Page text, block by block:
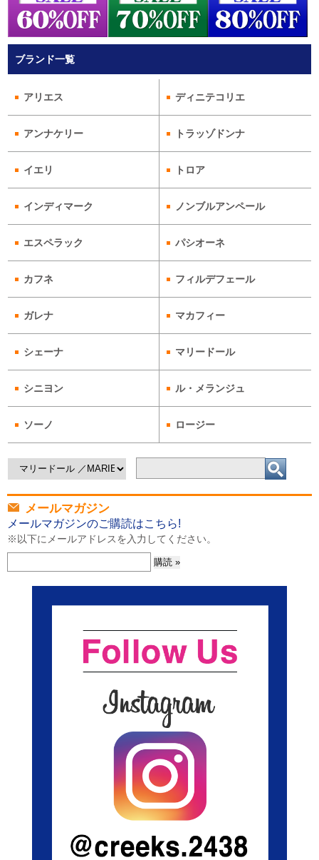
ブランド一覧
アリエス ディニテコリエ
アンナケリー トラッゾドンナ
イエリ トロア
インディマーク ノンブルアンペール
エスペラック パシオーネ
カフネ フィルデフェール
ガレナ マカフィー
シェーナ マリードール
シニヨン ル・メランジュ
ソーノ ロージー
メールマガジン
メールマガジンのご購読はこちら!
※以下にメールアドレスを入力してください。